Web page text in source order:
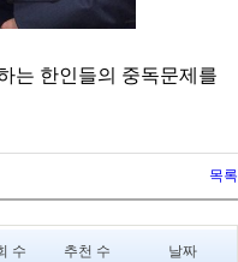
는 한인들의 중독문제를
목록
수 추천 수 날짜